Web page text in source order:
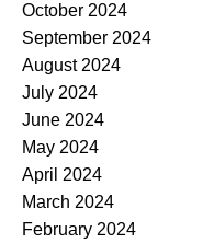
October 2024
September 2024
August 2024
July 2024
June 2024
May 2024
April 2024
March 2024
February 2024